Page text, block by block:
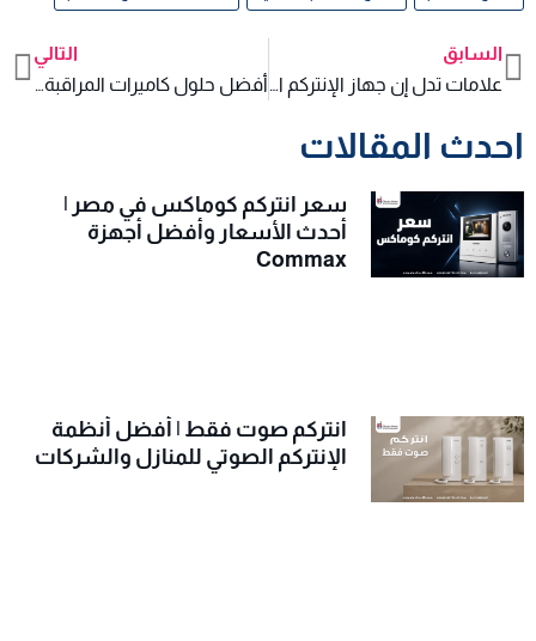
Prev
السابق
علامات تدل إن جهاز الإنتركم انتهى عمره الافتراضي
التالي
أفضل حلول كاميرات المراقبة للمداخل والمخارج
احدث المقالات
سعر انتركم كوماكس في مصر |
أحدث الأسعار وأفضل أجهزة
Commax
انتركم صوت فقط | أفضل أنظمة
الإنتركم الصوتي للمنازل والشركات